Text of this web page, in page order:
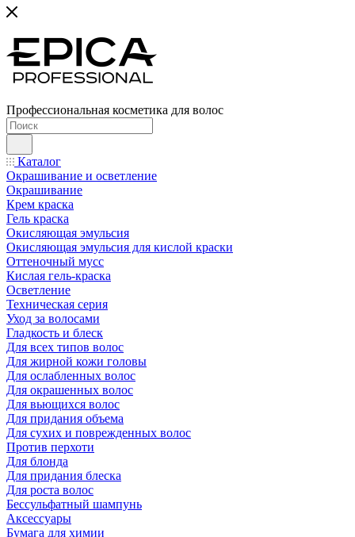
Профессиональная косметика для волос
Каталог
Окрашивание и осветление
Окрашивание
Крем краска
Гель краска
Окисляющая эмульсия
Окисляющая эмульсия для кислой краски
Оттеночный мусс
Кислая гель-краска
Осветление
Техническая серия
Уход за волосами
Гладкость и блеск
Для всех типов волос
Для жирной кожи головы
Для ослабленных волос
Для окрашенных волос
Для вьющихся волос
Для придания объема
Для сухих и поврежденных волос
Против перхоти
Для блонда
Для придания блеска
Для роста волос
Бессульфатный шампунь
Аксессуары
Бумага для химии